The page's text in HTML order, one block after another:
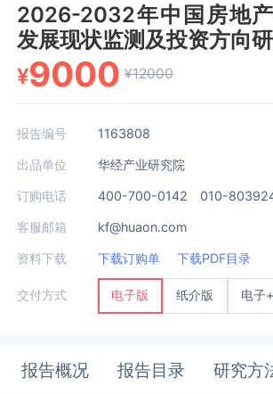
2026-2032年中国房地
发展现状监测及投资方向
¥9000 ¥12000
报告编号 1163808
出品单位 华经产业研究院
订购电话 400-700-0142 010-
客服邮箱 kf@huaon.com
资料下载 下载订购单 下载PDF目录
交付方式 电子版 纸介版 电子
报告概况 报告目录 研究方